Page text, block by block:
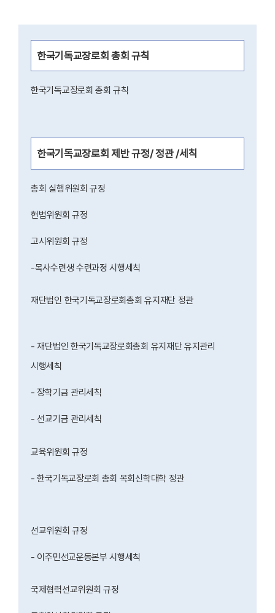
한국기독교장로회 총회 규칙
한국기독교장로회 총회 규칙
한국기독교장로회 제반 규정/ 정관 /세칙
총회 실행위원회 규정
헌법위원회 규정
고시위원회 규정
-목사수련생 수련과정 시행세칙
재단법인 한국기독교장로회총회 유지재단 정관
- 재단법인 한국기독교장로회총회 유지재단 유지관리
시행세칙
- 장학기금 관리세칙
- 선교기금 관리세칙
교육위원회 규정
- 한국기독교장로회 총회 목회신학대학 정관
선교위원회 규정
- 이주민선교운동본부 시행세칙
국제협력선교위원회 규정